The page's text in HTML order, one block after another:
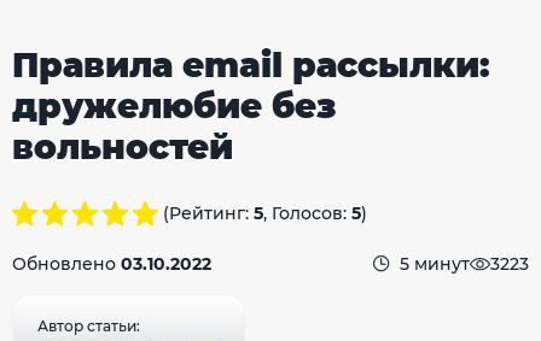
Правила email рассылки:
дружелюбие без
вольностей
(Рейтинг: 5, Голосов: 5)
Обновлено 03.10.2022 5 минут 3223
Автор статьи: